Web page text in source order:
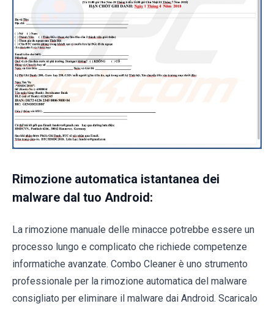
Rimozione automatica istantanea dei
malware dal tuo Android:
La rimozione manuale delle minacce potrebbe essere un
processo lungo e complicato che richiede competenze
informatiche avanzate. Combo Cleaner è uno strumento
professionale per la rimozione automatica del malware
consigliato per eliminare il malware dai Android. Scaricalo